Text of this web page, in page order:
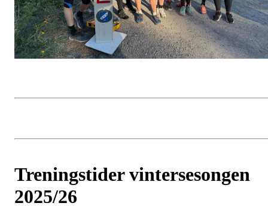
Treningstider vintersesongen
2025/26